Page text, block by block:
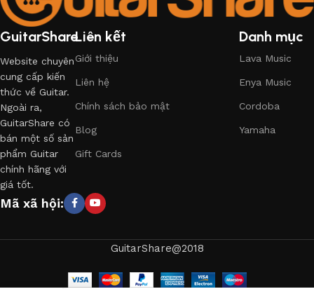
GuitarShare
Website chuyên
cung cấp kiến
thức về Guitar.
Ngoài ra,
GuitarShare có
bán một số sản
phẩm Guitar
chính hãng với
giá tốt.
Liên kết
Giới thiệu
Liên hệ
Chính sách bảo mật
Blog
Gift Cards
Danh mục
Lava Music
Enya Music
Cordoba
Yamaha
Mã xã hội:
GuitarShare@2018